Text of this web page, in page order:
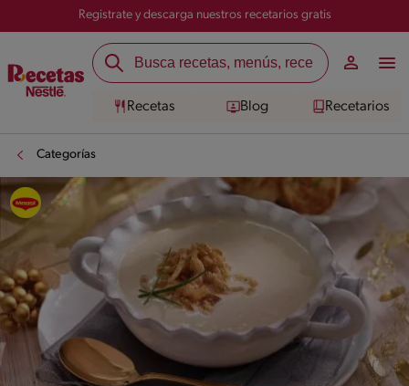
Registrate y descarga nuestros recetarios gratis
Recetas Blog Recetarios
Categorías